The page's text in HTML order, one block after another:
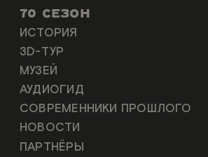
70 СЕЗОН
ИСТОРИЯ
3D-ТУР
МУЗЕЙ
АУДИОГИД
СОВРЕМЕННИКИ ПРОШЛОГО
НОВОСТИ
ПАРТНЁРЫ